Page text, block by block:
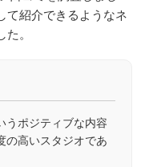
て紹介できるようなネ
。
うポジティブな内容
の高いスタジオであ